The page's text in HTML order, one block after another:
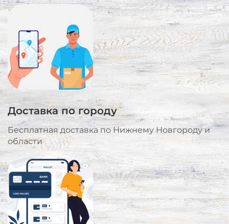
Доставка по городу
Бесплатная доставка по Нижнему Новгороду и
области